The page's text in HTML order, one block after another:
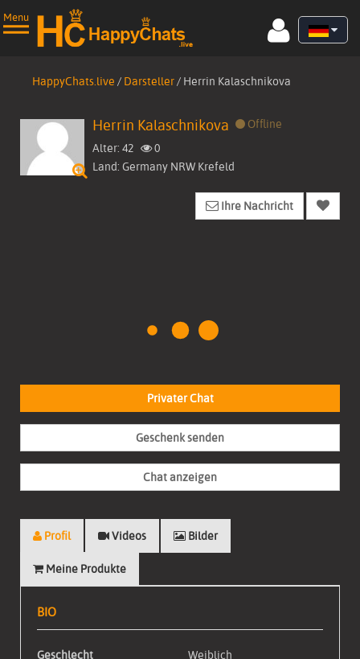
Menu
Startseite
HappyChats.live / Darsteller/ Herrin Kalaschnikova
Herrin Kalaschnikova
Offline
Alter: 42
0
Land: Germany NRW Krefeld
Ihre Nachricht
Privater Chat
Geschenk senden
Chat anzeigen
Profil Videos Bilder
Meine Produkte
BIO
Geschlecht
Weiblich